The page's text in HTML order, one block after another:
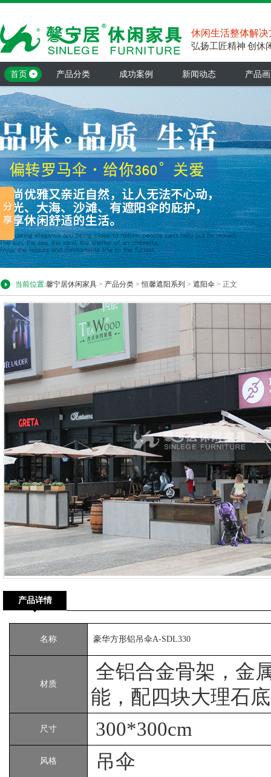
休闲生活整体解决
弘扬工匠精神 创休
首页 产品分类 成功案例 新闻动态 产品
当前位置:馨宁居休闲家具 > 产品分类 >恒馨遮阳系列 > 遮阳伞 > 正文
产品详情
名称 豪华方形铝吊伞A-SDL330
材质
全铝合金骨架，金
能，配四块大理石
尺寸 300*300cm
风格 吊伞